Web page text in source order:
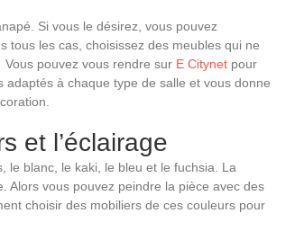
Si vous le désirez, vous pouvez
tous les cas, choisissez des meubles qui ne
Vous pouvez vous rendre sur E Citynet pour
à chaque type de salle et vous donne
et l’éclairage
le blanc, le kaki, le bleu et le fuchsia. La
Alors vous pouvez peindre la pièce avec des
choisir des mobiliers de ces couleurs pour